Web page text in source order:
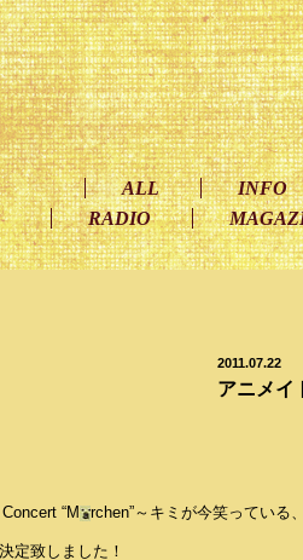
ALL INFO
RADIO
2011.07.22
アニメイ
“M rchen”～キミが今笑っている
定致しました！